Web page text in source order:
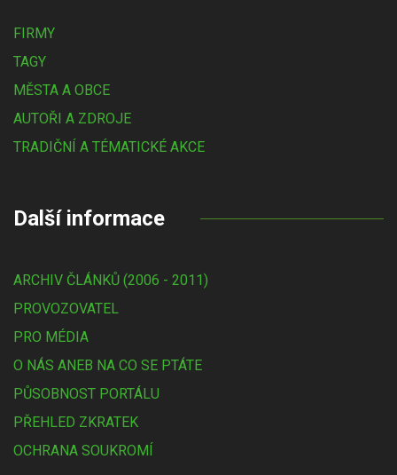
FIRMY
TAGY
MĚSTA A OBCE
AUTOŘI A ZDROJE
TRADIČNÍ A TÉMATICKÉ AKCE
Další informace
ARCHIV ČLÁNKŮ (2006 - 2011)
PROVOZOVATEL
PRO MÉDIA
O NÁS ANEB NA CO SE PTÁTE
PŮSOBNOST PORTÁLU
PŘEHLED ZKRATEK
OCHRANA SOUKROMÍ